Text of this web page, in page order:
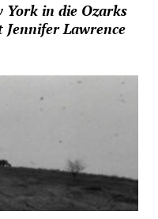
York in die Ozarks
Jennifer Lawrence